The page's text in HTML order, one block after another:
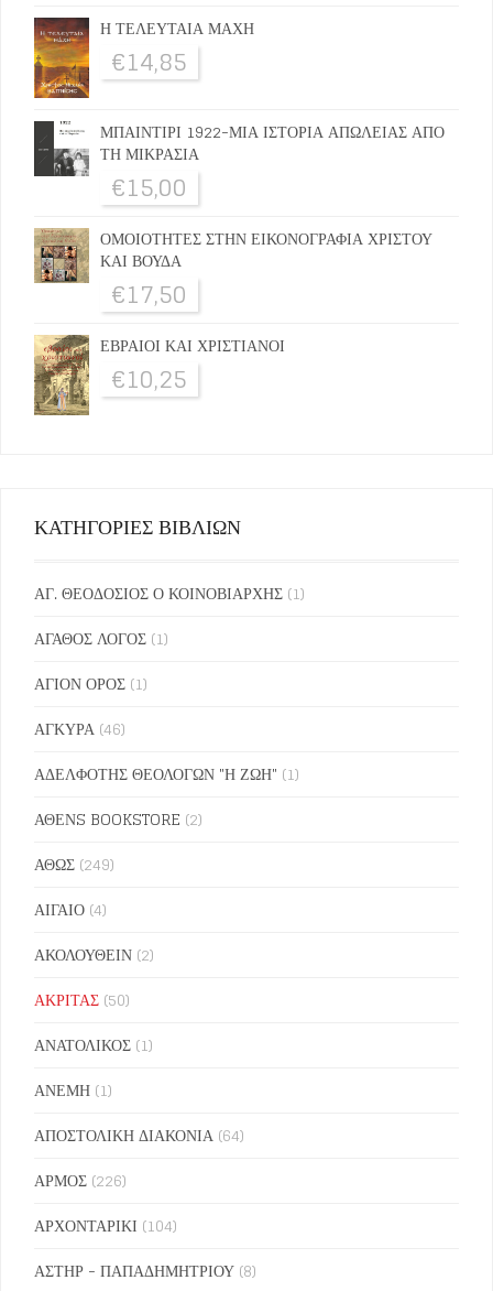
Η ΤΕΛΕΥΤΑΙΑ ΜΑΧΗ
€14,85
ΜΠΑΙΝΤΙΡΙ 1922-ΜΙΑ ΙΣΤΟΡΙΑ ΑΠΩΛΕΙΑΣ ΑΠΟ
ΤΗ ΜΙΚΡΑΣΙΑ
€15,00
ΟΜΟΙΟΤΗΤΕΣ ΣΤΗΝ ΕΙΚΟΝΟΓΡΑΦΙΑ ΧΡΙΣΤΟΥ
ΚΑΙ ΒΟΥΔΑ
€17,50
ΕΒΡΑΙΟΙ ΚΑΙ ΧΡΙΣΤΙΑΝΟΙ
€10,25
ΚΑΤΗΓΟΡΙΕΣ ΒΙΒΛΙΩΝ
ΑΓ. ΘΕΟΔΟΣΙΟΣ Ο ΚΟΙΝΟΒΙΑΡΧΗΣ (1)
ΑΓΑΘΟΣ ΛΟΓΟΣ (1)
ΑΓΙΟΝ ΟΡΟΣ (1)
ΑΓΚΥΡΑ (46)
ΑΔΕΛΦΟΤΗΣ ΘΕΟΛΟΓΩΝ "Η ΖΩΗ" (1)
ΑΘΕΝS BOOKSTORE (2)
ΑΘΩΣ (249)
ΑΙΓΑΙΟ (4)
ΑΚΟΛΟΥΘΕΙΝ (2)
ΑΚΡΙΤΑΣ (50)
ΑΝΑΤΟΛΙΚΟΣ (1)
ΑΝΕΜΗ (1)
ΑΠΟΣΤΟΛΙΚΗ ΔΙΑΚΟΝΙΑ (64)
ΑΡΜΟΣ (226)
ΑΡΧΟΝΤΑΡΙΚΙ (104)
ΑΣΤΗΡ - ΠΑΠΑΔΗΜΗΤΡΙΟΥ (8)